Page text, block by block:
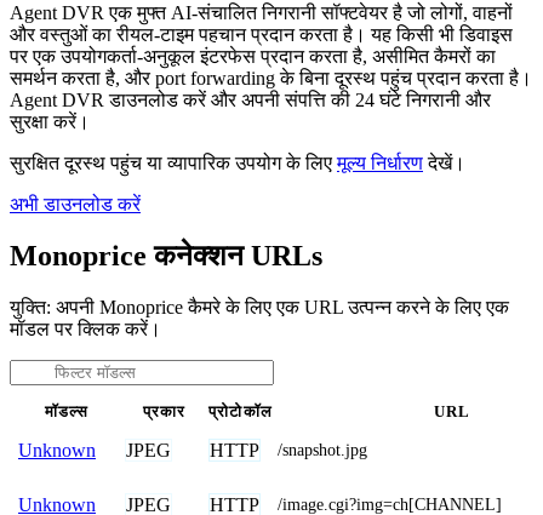
Agent DVR एक मुफ्त AI-संचालित निगरानी सॉफ्टवेयर है जो लोगों, वाहनों
और वस्तुओं का रीयल-टाइम पहचान प्रदान करता है। यह किसी भी डिवाइस
पर एक उपयोगकर्ता-अनुकूल इंटरफेस प्रदान करता है, असीमित कैमरों का
समर्थन करता है, और port forwarding के बिना दूरस्थ पहुंच प्रदान करता है।
Agent DVR डाउनलोड करें और अपनी संपत्ति की 24 घंटे निगरानी और
सुरक्षा करें।
सुरक्षित दूरस्थ पहुंच या व्यापारिक उपयोग के लिएमूल्य निर्धारणदेखें।
अभी डाउनलोड करें
Monoprice कनेक्शन URLs
युक्ति: अपनी Monoprice कैमरे के लिए एक URL उत्पन्न करने के लिए एक
मॉडल पर क्लिक करें।
मॉडल्स प्रकार प्रोटोकॉल URL
Unknown JPEG HTTP /snapshot.jpg
Unknown JPEG HTTP /image.cgi?img=ch[CHANNEL]